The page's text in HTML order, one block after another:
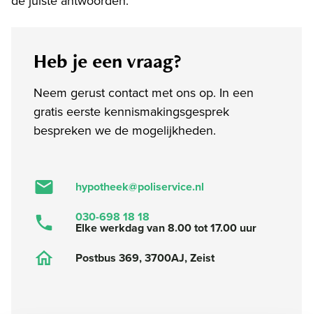
Heb je een vraag?
Neem gerust contact met ons op. In een
gratis eerste kennismakingsgesprek
bespreken we de mogelijkheden.
hypotheek@poliservice.nl
030-698 18 18
Elke werkdag van 8.00 tot 17.00 uur
Postbus 369, 3700AJ, Zeist